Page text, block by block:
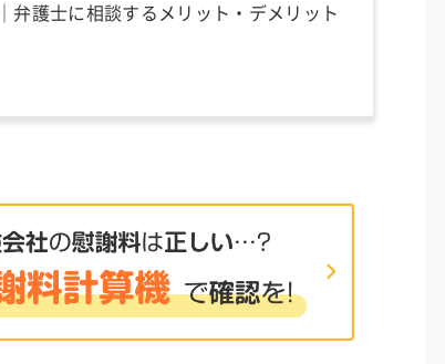
弁護士に相談するメリット・デメリット